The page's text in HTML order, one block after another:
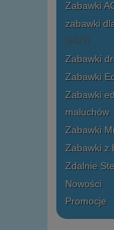
Zabawki
zabawki
(6423)
Zabawki
Zabawki
Zabawki
maluchów
Zabawki
Zabawki z
Zdalnie
Nowości
Promocje